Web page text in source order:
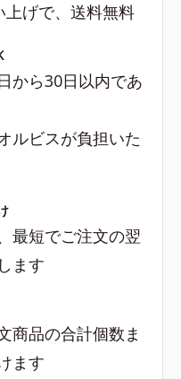
上げで、送料無料
から30日以内であ
ルビスが負担いた
最短でご注文の翌
ます
商品の合計個数ま
ます